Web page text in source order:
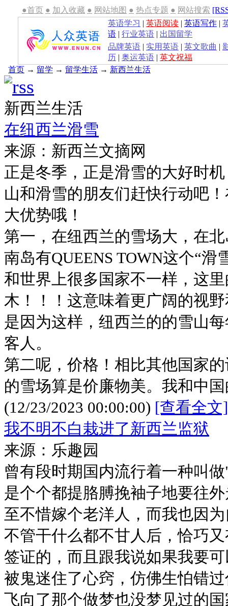
●首页 ● 加入收藏 ● 网站地图 ● 热点专题 ● 网站搜索
英语学习 | 英语阅读 | 英语写作 |
语 | 行业英语 | 出国留学
品牌英语 | 实用英语 | 英文歌曲 |
历 | 奥运英语 | 英文祝福
首页 → 留学 → 留学生活 → 新西兰生活
新西兰生活
在纽西兰滑雪
来源：新西兰文摘网
正是冬季，正是滑雪的大好时
山和滑雪的朋友们赶快行动吧
大优势哦！
第一，在纽西兰的雪场大，在
南岛有QUEENS TOWN这个“
和世界上很多国家不一样，这
木！！！这意味着更广阔的视
是因为这样，纽西兰的的雪山
客人。
第二呢，价格！相比其他国家
的雪场算是价廉物美。我和中
(12/23/2023 00:00:00) [查看全文]
我不明不白栽进了新西兰监狱
来源：乐趣园
曾有段时期国内流行着一种叫
是个个都提胳膊挽袖子地要往
至不惜嫁个老洋人，而我也因
不管干什么都不甘人后，恰巧
签证的，而且跟我说如果我要
被鬼迷住了心窍，仿佛生怕错
飞向了那个做梦也没梦见过的